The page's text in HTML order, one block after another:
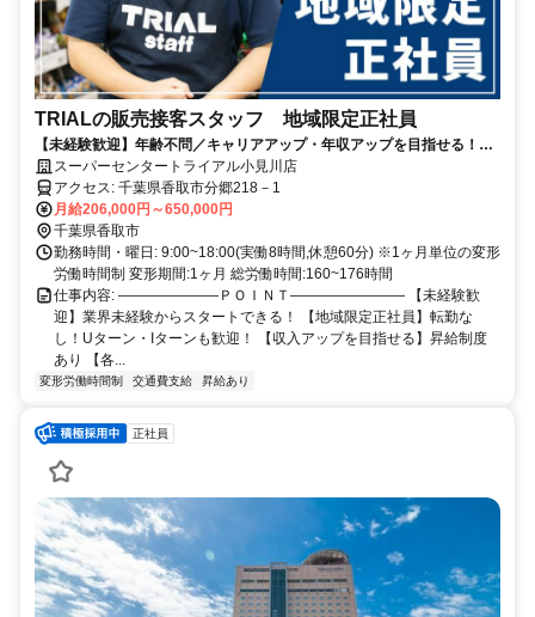
TRIALの販売接客スタッフ 地域限定正社員
【未経験歓迎】年齢不問／キャリアアップ・年収アップを目指せる！／
小売業等の経験が活かせる／週休二日制／昇給・賞与あり／福利厚生充
実
スーパーセンタートライアル小見川店
アクセス: 千葉県香取市分郷218－1
月給206,000円～650,000円
千葉県香取市
勤務時間・曜日: 9:00~18:00(実働8時間,休憩60分) ※1ヶ月単位の変形
労働時間制 変形期間:1ヶ月 総労働時間:160~176時間
仕事内容: ―――――――ＰＯＩＮＴ―――――――― 【未経験歓
迎】業界未経験からスタートできる！ 【地域限定正社員】転勤な
し！Uターン・Iターンも歓迎！ 【収入アップを目指せる】昇給制度
あり 【各...
変形労働時間制 交通費支給 昇給あり
正社員